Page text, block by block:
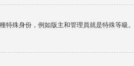
殊身份，例如版主和管理員就是特殊等級。